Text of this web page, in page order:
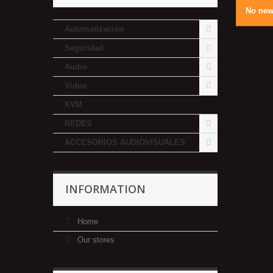
Automatización
Seguridad
Audio
Video
KVM
REDES
ACCESORIOS AUDIOVISUALES
INFORMATION
Home
Our stores
No